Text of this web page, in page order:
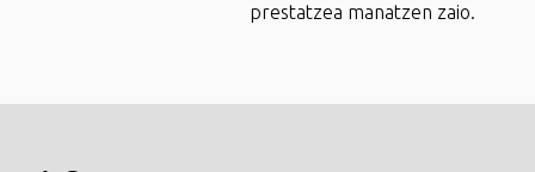
prestatzea manatzen zaio.